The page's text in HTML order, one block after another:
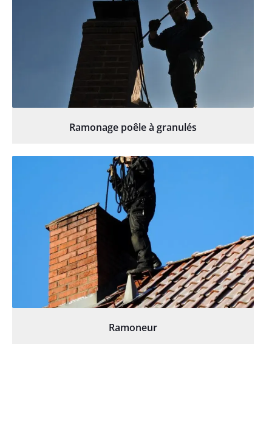
Ramonage poêle à granulés
Ramoneur